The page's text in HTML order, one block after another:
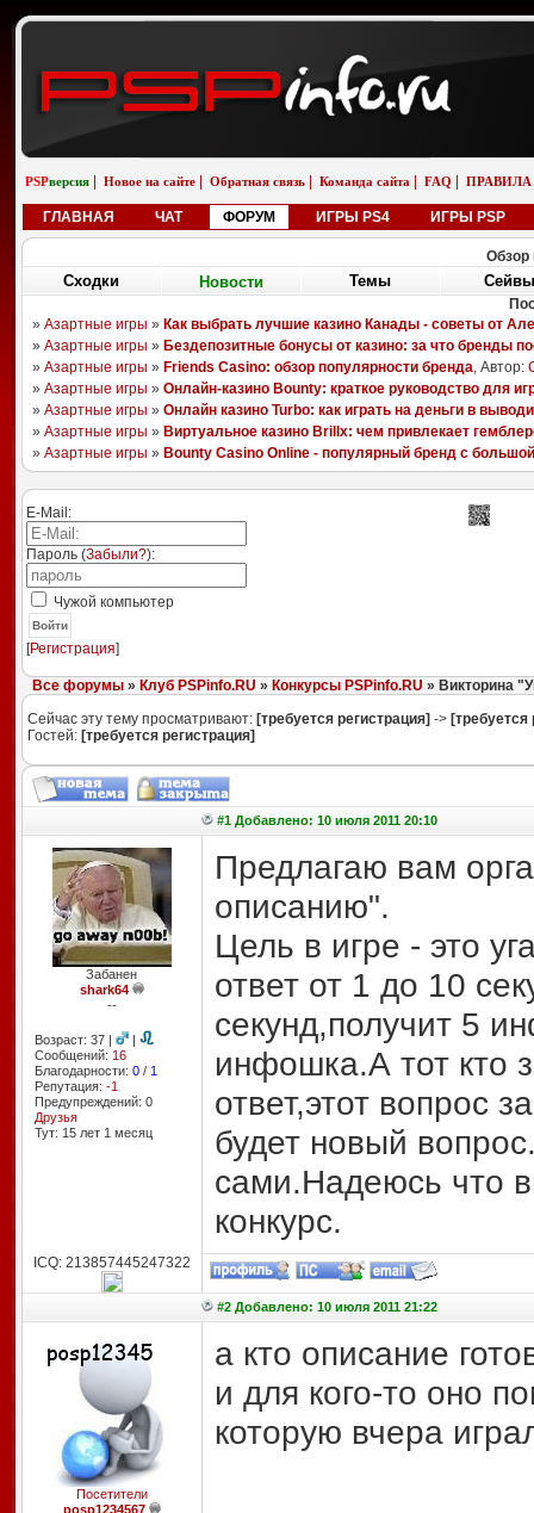
PSPверсия Новое на сайте Обратная связь Команда сайта FAQ ПРАВИЛА
ГЛАВНАЯ ЧАТ ФОРУМ ИГРЫ PS4 ИГРЫ PSP
Обзор
Сходки Новости Темы Сейвы
08.08.25
Sony Aero Theme
randomizer562
06.11.18
Pixels
boyarchuk
26.04.13
LittleBigPlanet
YAGAMI55
05.01.13
Ika Musume
ULTIMATOR
E-Mail:
Пароль (Забыли?):
Чужой компьютер
Войти
[Регистрация]
Все форумы» Клуб PSPinfo.RU » Конкурсы PSPinfo.RU » Викторина
Сейчас эту тему просматривают: [требуется регистрация] -> [требуется
Гостей: [требуется регистрация]
#1 Добавлено: 10 июля 2011 20:10
Забанен
shark64
--
Возраст: 37 |
|
Сообщений: 16
Благодарности: 0/ 1
Репутация: -1
Предупреждений: 0
Друзья
Тут: 15 лет 1 месяц
Предлагаю вам
описанию".
Цель в игре - это
ответ от 1 до 10
секунд,получит 5
инфошка.А тот кто
ответ,этот вопрос
будет новый
сами.Надеюсь что
конкурс.
ICQ: 213857445247322
#2 Добавлено: 10 июля 2011 21:22
Посетители
posp1234567
а кто описание
и для кого-то оно
которую вчера